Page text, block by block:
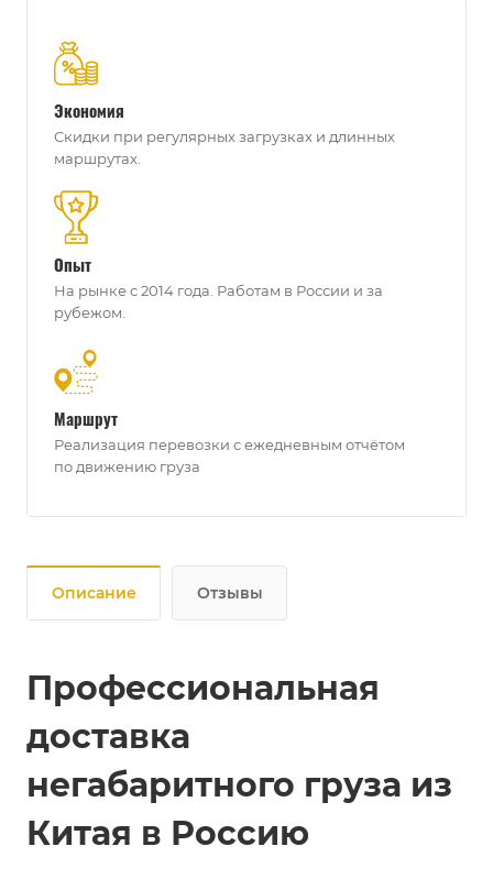
Экономия
Скидки при регулярных загрузках и длинных
маршрутах.
Опыт
На рынке с 2014 года. Работам в России и за
рубежом.
Маршрут
Реализация перевозки с ежедневным отчётом
по движению груза
Описание Отзывы
Профессиональная
доставка
негабаритного груза из
Китая в Россию